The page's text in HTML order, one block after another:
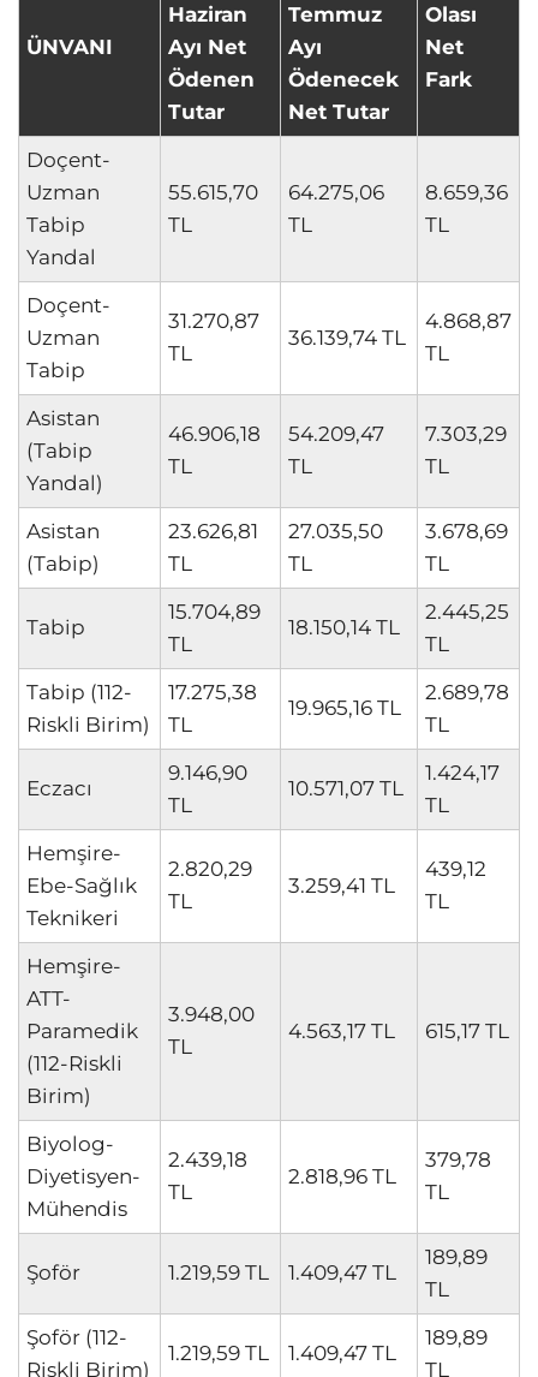
ÜNVANI
Haziran
Ayı Net
Ödenen
Tutar
Temmuz
Ayı
Ödenecek
Net Tutar
Olası
Net
Fark
Doçent-
Uzman
Tabip
Yandal
55.615,70
TL
64.275,06
TL
8.659,36
TL
Doçent-
Uzman
Tabip
31.270,87
TL
36.139,74 TL
4.868,87
TL
Asistan
(Tabip
Yandal)
46.906,18
TL
54.209,47
TL
7.303,29
TL
Asistan
(Tabip)
23.626,81
TL
27.035,50
TL
3.678,69
TL
Tabip
15.704,89
TL
18.150,14 TL
2.445,25
TL
Tabip (112-
Riskli Birim)
17.275,38
TL
19.965,16 TL
2.689,78
TL
Eczacı
9.146,90
TL
10.571,07 TL
1.424,17
TL
Hemşire-
Ebe-Sağlık
Teknikeri
2.820,29
TL
3.259,41 TL
439,12
TL
Hemşire-
ATT-
Paramedik
(112-Riskli
Birim)
3.948,00
TL
4.563,17 TL 615,17 TL
Biyolog-
Diyetisyen-
Mühendis
2.439,18
TL
2.818,96 TL
379,78
TL
Şoför 1.219,59 TL 1.409,47 TL
189,89
TL
Şoför (112-
Riskli Birim)
1.219,59 TL 1.409,47 TL
189,89
TL